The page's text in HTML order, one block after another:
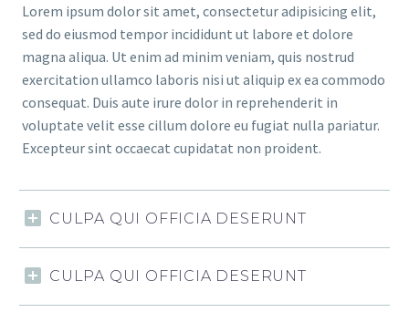
Lorem ipsum dolor sit amet, consectetur adipisicing elit,
sed do eiusmod tempor incididunt ut labore et dolore
magna aliqua. Ut enim ad minim veniam, quis nostrud
exercitation ullamco laboris nisi ut aliquip ex ea commodo
consequat. Duis aute irure dolor in reprehenderit in
voluptate velit esse cillum dolore eu fugiat nulla pariatur.
Excepteur sint occaecat cupidatat non proident.
CULPA QUI OFFICIA DESERUNT
CULPA QUI OFFICIA DESERUNT